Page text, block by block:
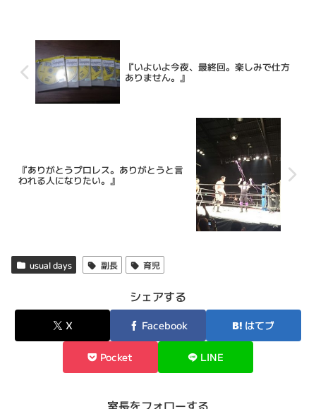
『いよいよ今夜、最終回。楽しみで仕方
ありません。』
『ありがとうプロレス。ありがとうと言
われる人になりたい。』
usual days 副長 育児
シェアする
X Facebook はてブ
Pocket LINE
室長をフォローする